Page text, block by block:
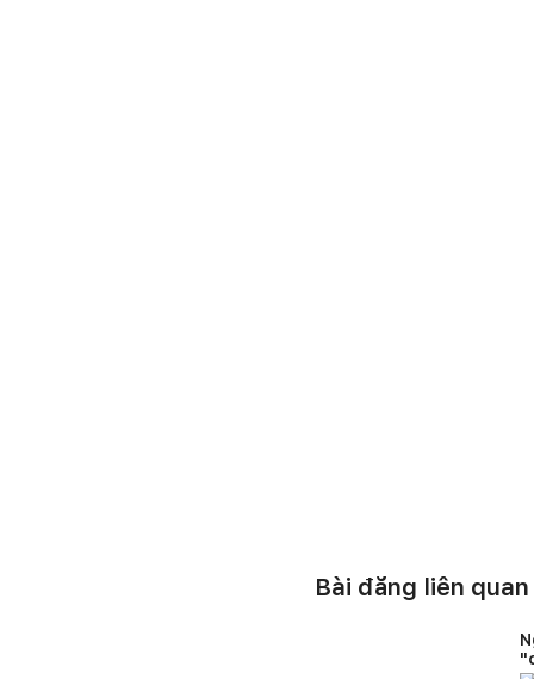
Bài đăng liên quan